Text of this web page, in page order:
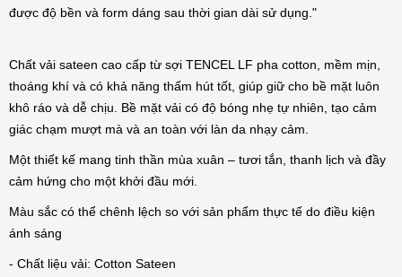
được độ bền và form dáng sau thời gian dài sử dụng."
Chất vải sateen cao cấp từ sợi TENCEL LF pha cotton, mềm mịn,
thoáng khí và có khả năng thấm hút tốt, giúp giữ cho bề mặt luôn
khô ráo và dễ chịu. Bề mặt vải có độ bóng nhẹ tự nhiên, tạo cảm
giác chạm mượt mà và an toàn với làn da nhạy cảm.
Một thiết kế mang tinh thần mùa xuân – tươi tắn, thanh lịch và đầy
cảm hứng cho một khởi đầu mới.
Màu sắc có thể chênh lệch so với sản phẩm thực tế do điều kiện
ánh sáng
- Chất liệu vải: Cotton Sateen